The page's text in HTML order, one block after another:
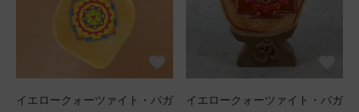
イエロークォーツァイト・バガ
イエロークォーツァイト・バガ